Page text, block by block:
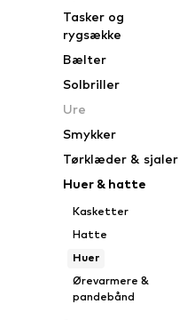
Tasker og
rygsække
Bælter
Solbriller
Ure
Smykker
Tørklæder & sjaler
Huer & hatte
Kasketter
Hatte
Huer
Ørevarmere &
pandebånd